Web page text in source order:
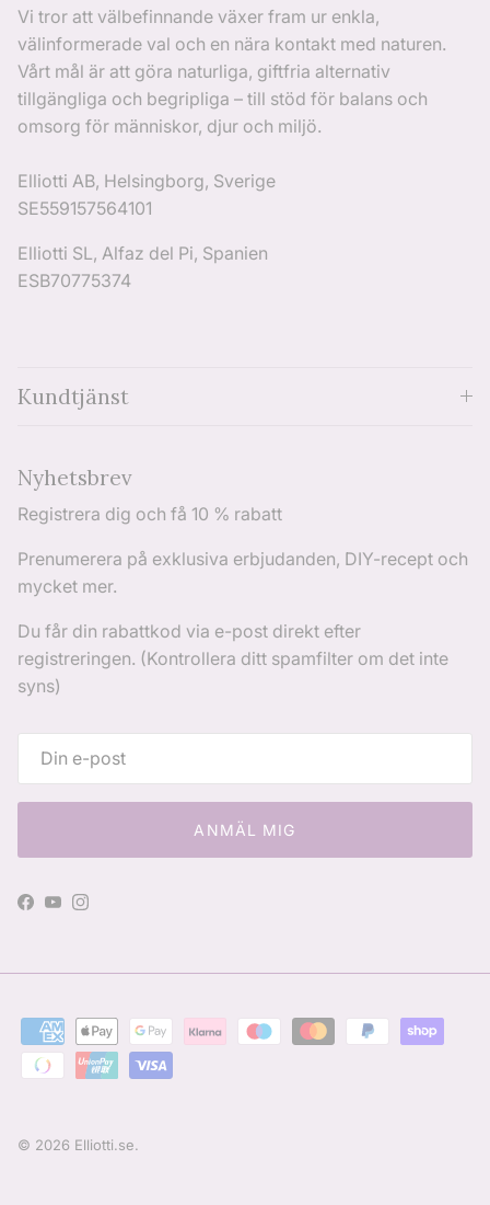
Vi tror att välbefinnande växer fram ur enkla,
välinformerade val och en nära kontakt med naturen.
Vårt mål är att göra naturliga, giftfria alternativ
tillgängliga och begripliga – till stöd för balans och
omsorg för människor, djur och miljö.
Elliotti AB, Helsingborg, Sverige
SE559157564101
Elliotti SL, Alfaz del Pi, Spanien
ESB70775374
Kundtjänst
Nyhetsbrev
Registrera dig och få 10 % rabatt
Prenumerera på exklusiva erbjudanden, DIY-recept och
mycket mer.
Du får din rabattkod via e-post direkt efter
registreringen. (Kontrollera ditt spamfilter om det inte
syns)
ANMÄL MIG
Facebook
YouTube
Instagram
© 2026 Elliotti.se.